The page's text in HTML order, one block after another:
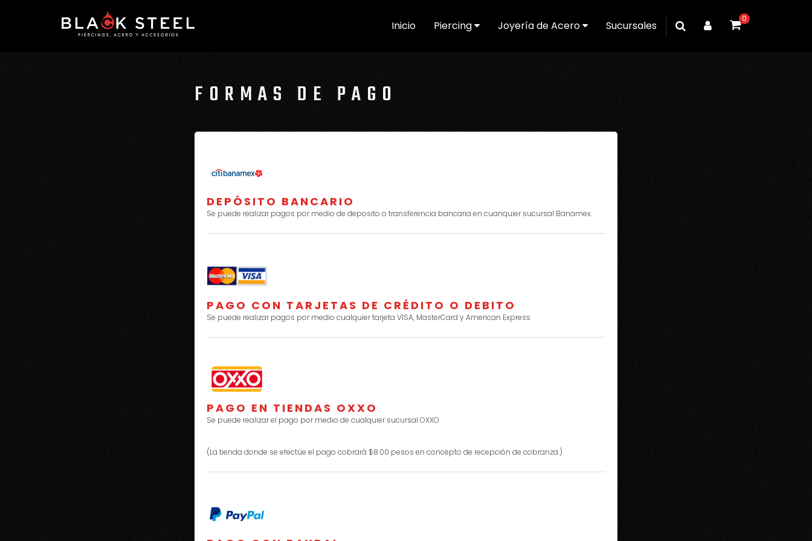
Inicio Piercing Joyería de Acero Sucursales
0
FORMAS DE PAGO
DEPÓSITO BANCARIO
Se puede realizar pagos por medio de deposito o transferencia bancaria en cuanquier sucursal Banamex.
PAGO CON TARJETAS DE CRÉDITO O DEBITO
Se puede realizar pagos por medio cualquier tarjeta VISA, MasterCard y American Express
PAGO EN TIENDAS OXXO
Se puede realizar el pago por medio de cualquier sucursal OXXO.
(La tienda donde se efectúe el pago cobrará $8.00 pesos en concepto de recepción de cobranza.)